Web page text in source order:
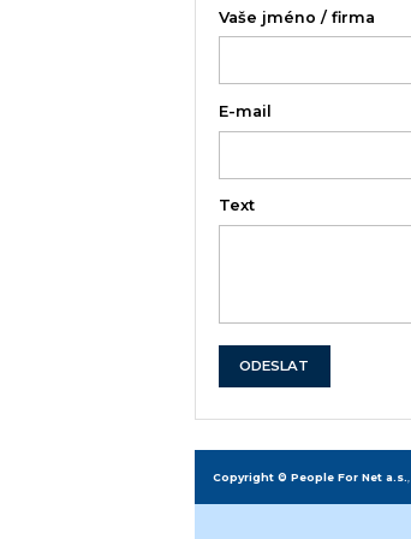
Vaše jméno / firma
E-mail
Text
ODESLAT
Copyright © People For Net a.s.,